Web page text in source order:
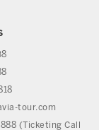
tour.com
(Ticketing Call